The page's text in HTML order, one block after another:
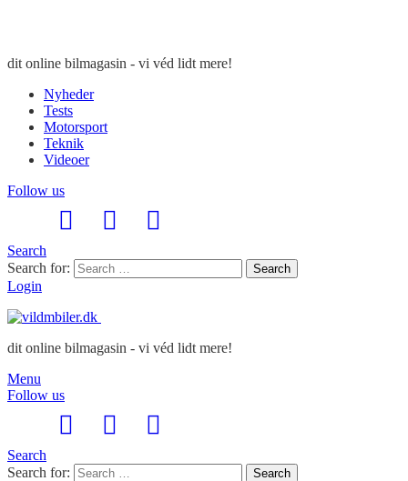
dit online bilmagasin - vi véd lidt mere!
Nyheder
Tests
Motorsport
Teknik
Videoer
Follow us
Search
Search for:
Search
Login
dit online bilmagasin - vi véd lidt mere!
Menu
Follow us
Search
Search for:
Search